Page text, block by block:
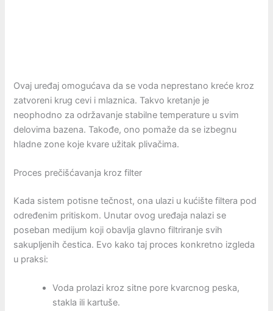
Ovaj uređaj omogućava da se voda neprestano kreće kroz
zatvoreni krug cevi i mlaznica. Takvo kretanje je
neophodno za održavanje stabilne temperature u svim
delovima bazena. Takođe, ono pomaže da se izbegnu
hladne zone koje kvare užitak plivačima.
Proces prečišćavanja kroz filter
Kada sistem potisne tečnost, ona ulazi u kućište filtera pod
određenim pritiskom. Unutar ovog uređaja nalazi se
poseban medijum koji obavlja glavno filtriranje svih
sakupljenih čestica. Evo kako taj proces konkretno izgleda
u praksi:
Voda prolazi kroz sitne pore kvarcnog peska,
stakla ili kartuše.